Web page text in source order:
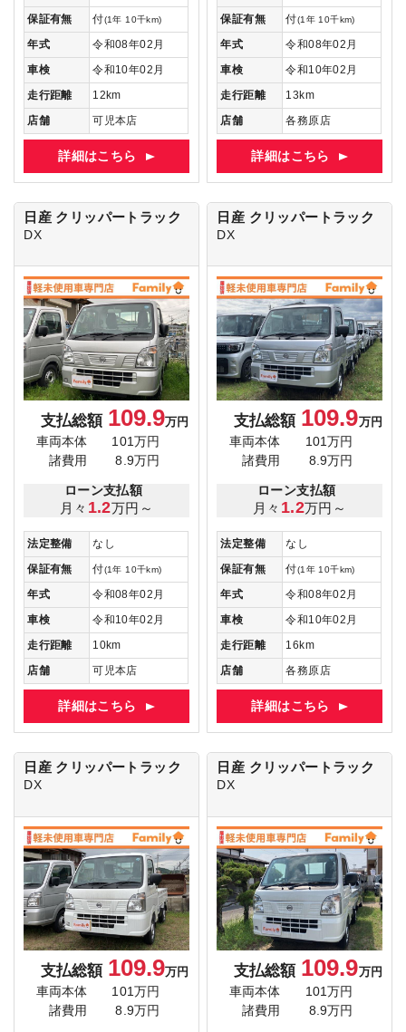
保証有無 付(1年 10千km)
年式
令和08年02月
車検
令和10年02月
走行距離
12km
店舗
可児本店
詳細はこちら
保証有無 付(1年 10千km)
年式
令和08年02月
車検
令和10年02月
走行距離
13km
店舗
各務原店
詳細はこちら
日産 クリッパートラック
DX
支払総額 109.9万円
車両本体
101万円
諸費用
8.9万円
ローン支払額
月々 1.2万円～
法定整備
なし
保証有無
付(1年 10千km)
年式
令和08年02月
車検
令和10年02月
走行距離
10km
店舗
可児本店
詳細はこちら
日産 クリッパートラック
DX
支払総額 109.9万円
車両本体
101万円
諸費用
8.9万円
ローン支払額
月々 1.2万円～
法定整備
なし
保証有無
付(1年 10千km)
年式
令和08年02月
車検
令和10年02月
走行距離
16km
店舗
各務原店
詳細はこちら
日産 クリッパートラック
DX
支払総額 109.9万円
車両本体
101万円
諸費用
8.9万円
日産 クリッパートラック
DX
支払総額 109.9万円
車両本体
101万円
諸費用
8.9万円